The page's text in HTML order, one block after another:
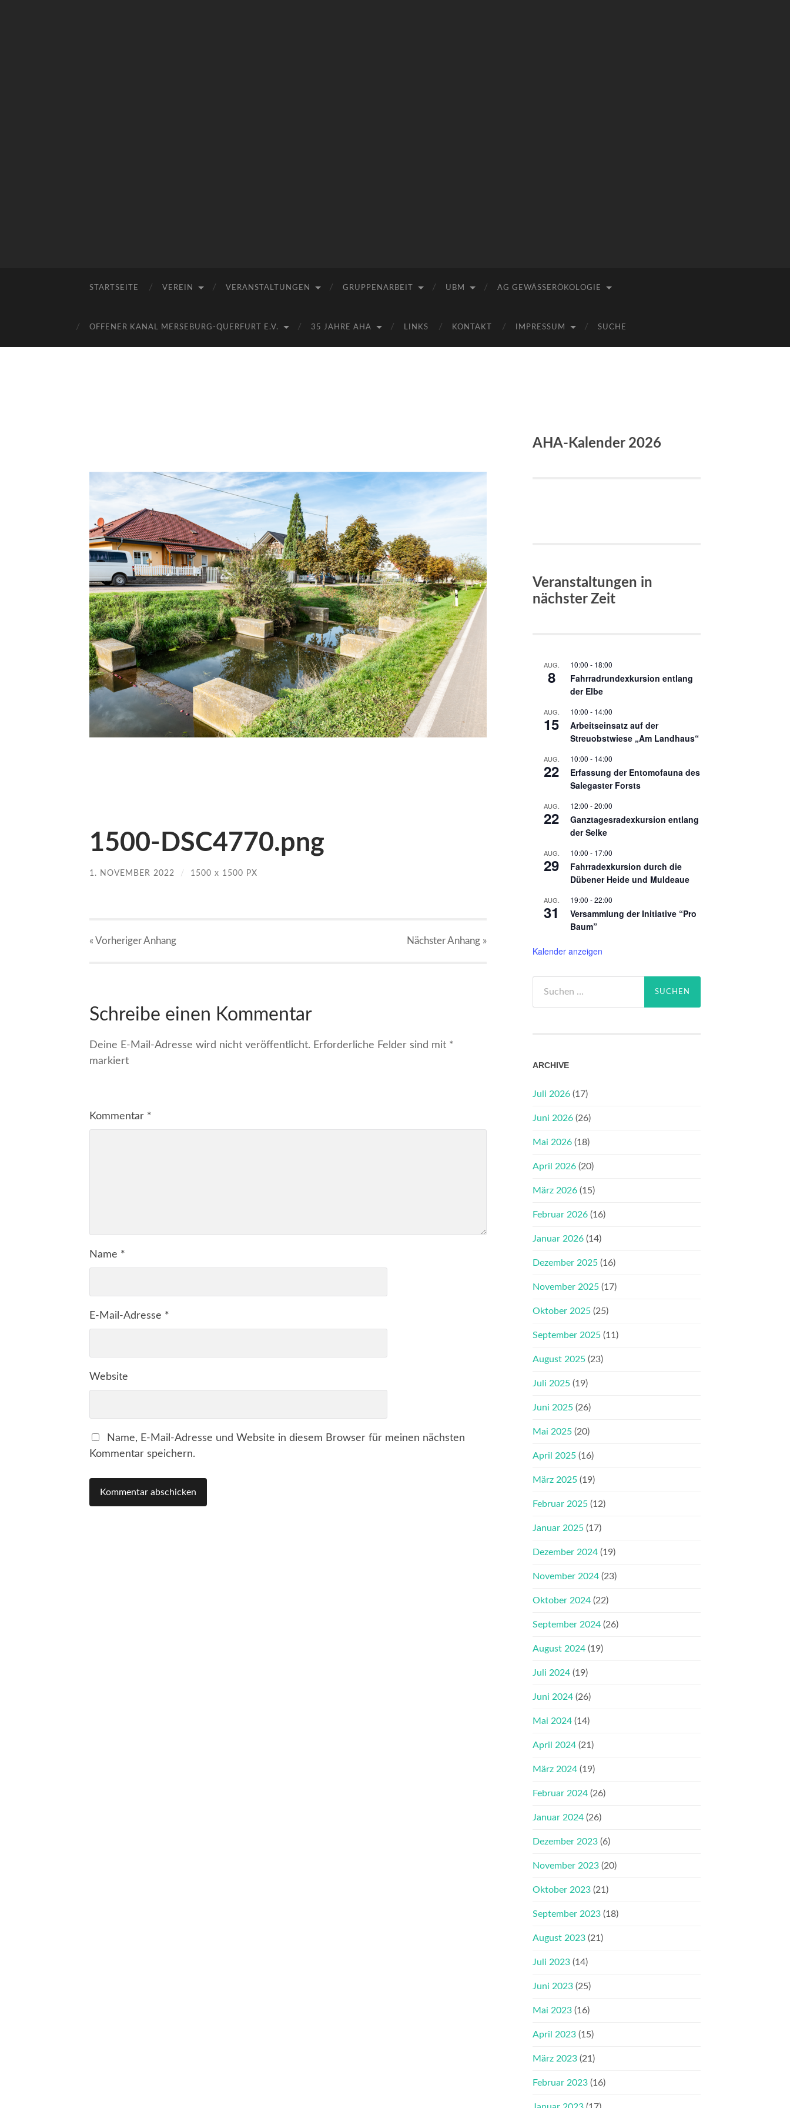
e.V.
STARTSEITE VEREIN VERANSTALTUNGEN GRUPPENARBEIT UBM AG GEWÄSSERÖKOLOGIE
OFFENER KANAL MERSEBURG-QUERFURT E.V. 35 JAHRE AHA LINKS KONTAKT IMPRESSUM SUCHE
1500-DSC4770.png
1. NOVEMBER 2022 / 1500 x 1500 PX
« VorherigerAnhang NächsterAnhang »
Schreibe einen Kommentar
Deine E-Mail-Adresse wird nicht veröffentlicht. Erforderliche Felder sind mit *
markiert
Kommentar *
Name *
E-Mail-Adresse *
Website
Name, E-Mail-Adresse und Website in diesem Browser für meinen nächsten
Kommentar speichern.
AHA-Kalender 2026
Veranstaltungen in
nächster Zeit
AUG.
8
10:00 - 18:00
Fahrradrundexkursion entlang
der Elbe
AUG.
15
10:00 - 14:00
Arbeitseinsatz auf der
Streuobstwiese „Am Landhaus“
AUG.
22
10:00 - 14:00
Erfassung der Entomofauna des
Salegaster Forsts
AUG.
22
12:00 -20:00
Ganztagesradexkursion entlang
der Selke
AUG.
29
10:00 - 17:00
Fahrradexkursion durch die
Dübener Heide und Muldeaue
AUG.
31
19:00 -22:00
Versammlung der Initiative “Pro
Baum”
Kalender anzeigen
nach:
ARCHIVE
Juli 2026 (17)
Juni 2026 (26)
Mai 2026 (18)
April 2026 (20)
März 2026 (15)
Februar 2026 (16)
Januar 2026 (14)
Dezember 2025 (16)
November 2025 (17)
Oktober 2025 (25)
September 2025 (11)
August 2025 (23)
Juli 2025 (19)
Juni 2025 (26)
Mai 2025 (20)
April 2025 (16)
März 2025 (19)
Februar 2025 (12)
Januar 2025 (17)
Dezember 2024 (19)
November 2024 (23)
Oktober 2024 (22)
September 2024 (26)
August 2024 (19)
Juli 2024 (19)
Juni 2024 (26)
Mai 2024 (14)
April 2024 (21)
März 2024 (19)
Februar 2024 (26)
Januar 2024 (26)
Dezember 2023 (6)
November 2023 (20)
Oktober 2023 (21)
September 2023 (18)
August 2023 (21)
Juli 2023 (14)
Juni 2023 (25)
Mai 2023 (16)
April 2023 (15)
März 2023 (21)
Februar 2023 (16)